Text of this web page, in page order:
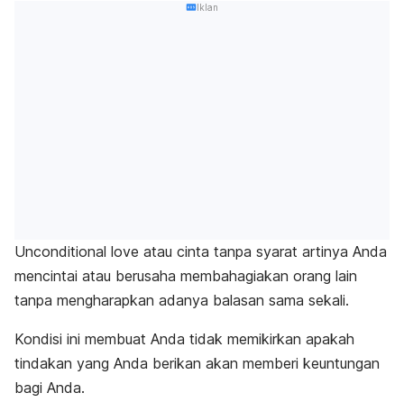
Iklan
Unconditional love atau cinta tanpa syarat artinya Anda
mencintai atau berusaha membahagiakan orang lain
tanpa mengharapkan adanya balasan sama sekali.
Kondisi ini membuat Anda tidak memikirkan apakah
tindakan yang Anda berikan akan memberi keuntungan
bagi Anda.